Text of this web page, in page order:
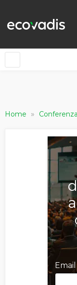
Home »